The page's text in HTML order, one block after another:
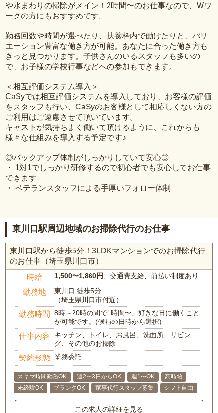
や水まわりの掃除がメイン！2時間〜のお仕事なので、Wワ
ークの方にもおすすめです。
勤務回数や時間が選べたり、扶養枠内で働けたりと、バリ
エーション豊富な働き方が可能。あなたに合った働き方も
きっと見つかります。子供さんのいるスタッフも多いの
で、お子様の学校行事などへの参加もできます。
＜相互評価システム導入＞
CaSyでは相互評価システムを導入しており、お客様の評価
をスタッフも行い、CaSyのお客様として相応しくない方の
ご利用はご遠慮させて頂いています。
キャストが気持ちよく働いて頂けるように、これからも
様々な仕組みを導入する予定です♪
◎バックアップ体制がしっかりしていて安心◎
・ 1対1でしっかり研修するので初心者でも安心してお仕事
できます
・ ベテランスタッフによる手厚いフォロー体制
東川口駅周辺地域のお掃除代行のお仕事
東川口駅から徒歩5分！3LDKマンションでのお掃除代行
のお仕事（埼玉県川口市）
時給 1,500〜1,860円、交通費支給、前払い制度あり
勤務地
東川口 徒歩5分
（埼玉県川口市付近）
勤務時間
8時～20時の間で1時間〜、好きな日に働くこと
が可能です。(候補の日時から選択)
仕事内容
キッチン、トイレ、お風呂、洗面所、リビン
グ、その他のお掃除
契約形態 業務委託
スキマ時間勤務OK 週2〜3日からOK 週1〜OK
高時給
未経験OK
ブランクOK 家事代行スタッフ募集 シフト自由
この求人の詳細を見る